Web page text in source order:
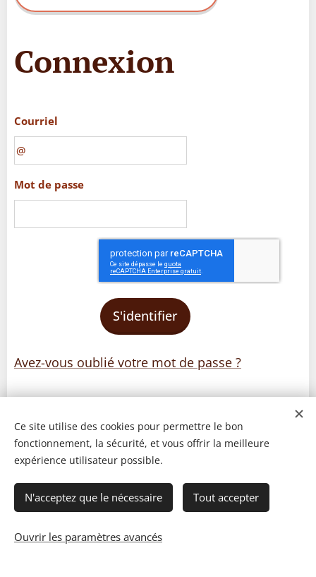
Connexion
Courriel
Mot de passe
S'identifier
Avez-vous oublié votre mot de passe ?
© 2023 Les recettes d'Henri-Luc. Tous droits réservés.
Ce site utilise des cookies pour permettre le bon
fonctionnement, la sécurité, et vous offrir la meilleure
expérience utilisateur possible.
N'acceptez que le nécessaire Tout accepter
Ouvrir les paramètres avancés